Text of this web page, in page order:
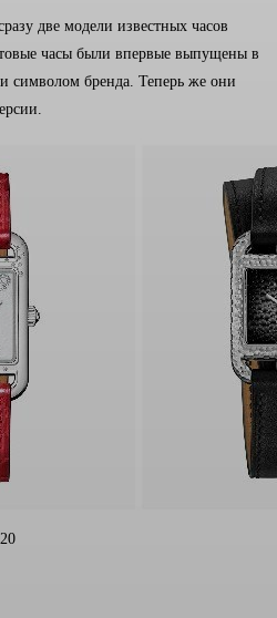
две модели известных часов
часы были впервые выпущены в
символом бренда. Теперь же они